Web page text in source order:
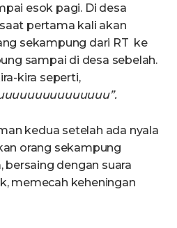
esok pagi. Di desa
pertama kali akan
sekampung dari RT ke
sampai di desa sebelah.
kira seperti,
.
kedua setelah ada nyala
orang sekampung
dengan suara
memecah keheningan